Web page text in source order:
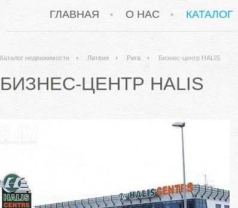
ГЛАВНАЯ О НАС КАТАЛОГ
Каталог недвижимости Латвия Рига Бизнес-центр HALIS
БИЗНЕС-ЦЕНТР HALIS